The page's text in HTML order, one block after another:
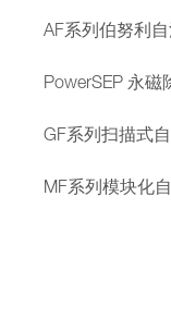
AF系列伯努利
PowerSEP 永磁
GF系列扫描式
MF系列模块化